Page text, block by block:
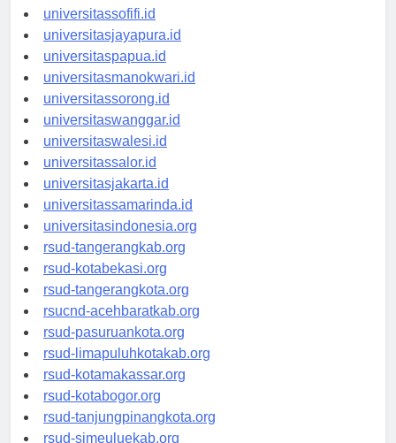
universitasmaluku.id
universitassofifi.id
universitasjayapura.id
universitaspapua.id
universitasmanokwari.id
universitassorong.id
universitaswanggar.id
universitaswalesi.id
universitassalor.id
universitasjakarta.id
universitassamarinda.id
universitasindonesia.org
rsud-tangerangkab.org
rsud-kotabekasi.org
rsud-tangerangkota.org
rsucnd-acehbaratkab.org
rsud-pasuruankota.org
rsud-limapuluhkotakab.org
rsud-kotamakassar.org
rsud-kotabogor.org
rsud-tanjungpinangkota.org